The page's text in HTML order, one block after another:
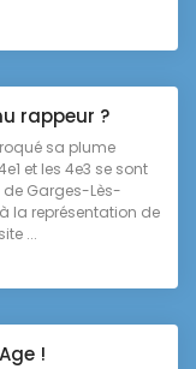
rappeur ?
sa plume
et les 4e3 se sont
Garges-Lès-
la représentation de
...
!